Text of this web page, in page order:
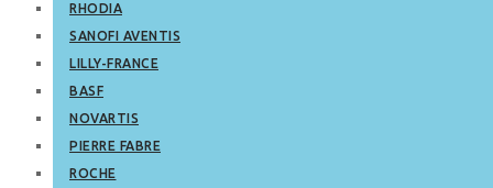
RHODIA
SANOFI AVENTIS
LILLY-FRANCE
BASF
NOVARTIS
PIERRE FABRE
ROCHE